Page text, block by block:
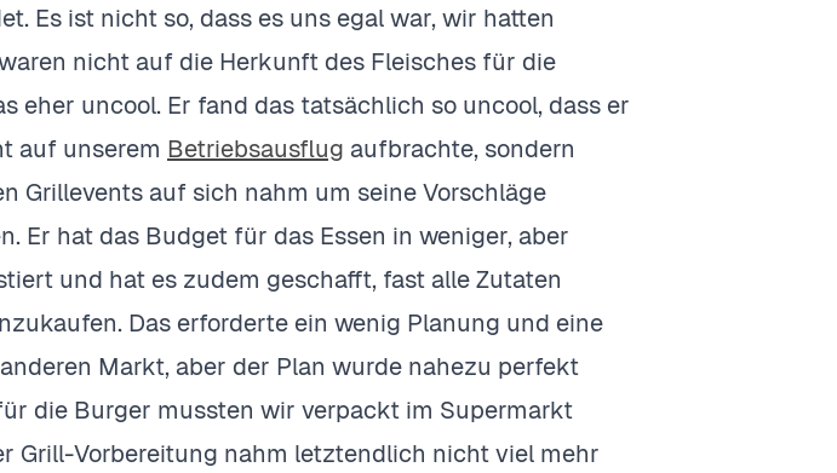
Es ist nicht so, dass es uns egal war, wir hatten
nicht auf die Herkunft des Fleisches für die
eher uncool. Er fand das tatsächlich so uncool, dass er
auf unserem Betriebsausflug aufbrachte, sondern
Grillevents auf sich nahm um seine Vorschläge
Er hat das Budget für das Essen in weniger, aber
und hat es zudem geschafft, fast alle Zutaten
Das erforderte ein wenig Planung und eine
Markt, aber der Plan wurde nahezu perfekt
die Burger mussten wir verpackt im Supermarkt
Grill-Vorbereitung nahm letztendlich nicht viel mehr